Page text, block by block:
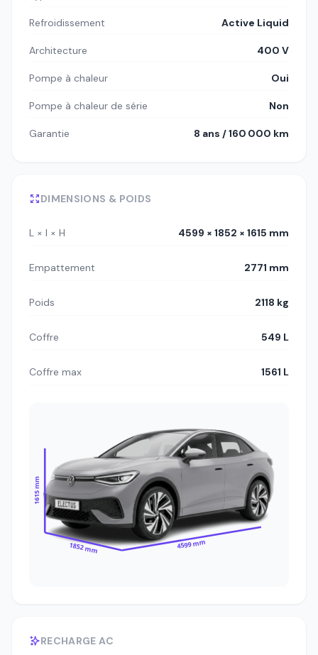
Refroidissement Active Liquid
Architecture 400 V
Pompe à chaleur Oui
Pompe à chaleur de série Non
Garantie 8 ans / 160 000 km
DIMENSIONS & POIDS
L × l × H 4599 × 1852 × 1615 mm
Empattement 2771 mm
Poids 2118 kg
Coffre 549 L
Coffre max 1561 L
1615 mm
1852 mm 4599 mm
RECHARGE AC